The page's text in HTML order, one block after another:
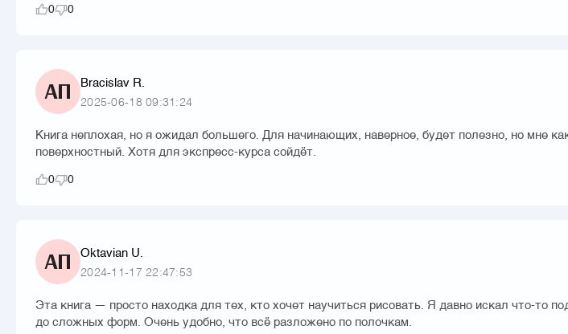
0 0
АП Bracislav R.
2025-06-18 09:31:24
Книга неплохая, но я ожидал большего. Для начинающих, наверное, будет полезно, но мне
поверхностный. Хотя для экспресс-курса сойдёт.
0 0
АП Oktavian U.
2024-11-17 22:47:53
Эта книга — просто находка для тех, кто хочет научиться рисовать. Я давно искал что-то
до сложных форм. Очень удобно, что всё разложено по полочкам.